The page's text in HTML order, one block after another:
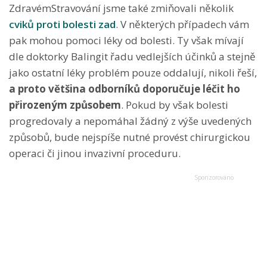
ZdravémStravování jsme také zmiňovali několik
cviků proti bolesti zad. V některých případech vám
pak mohou pomoci léky od bolesti. Ty však mívají
dle doktorky Balingit řadu vedlejších účinků a stejně
jako ostatní léky problém pouze oddalují, nikoli řeší,
a proto většina odborníků doporučuje léčit ho
přirozeným způsobem. Pokud by však bolesti
progredovaly a nepomáhal žádný z výše uvedených
způsobů, bude nejspíše nutné provést chirurgickou
operaci či jinou invazivní proceduru.